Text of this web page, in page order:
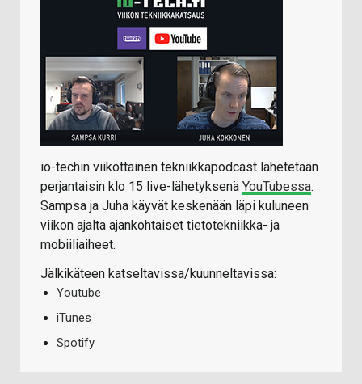
io-techin viikottainen tekniikkapodcast lähetetään
perjantaisin klo 15 live-lähetyksenä YouTubessa.
Sampsa ja Juha käyvät keskenään läpi kuluneen
viikon ajalta ajankohtaiset tietotekniikka- ja
mobiiliaiheet.
Jälkikäteen katseltavissa/kuunneltavissa:
Youtube
iTunes
Spotify